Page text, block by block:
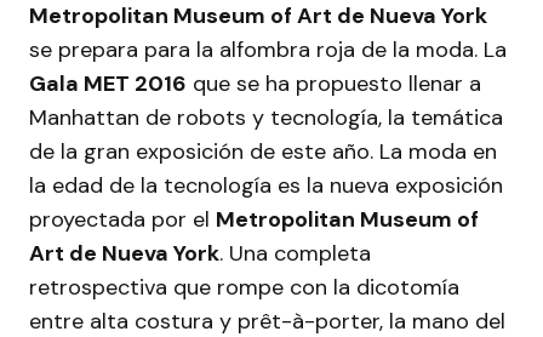
Metropolitan Museum of Art de Nueva York
se prepara para la alfombra roja de la moda. La
Gala MET 2016 que se ha propuesto llenar a
Manhattan de robots y tecnología, la temática
de la gran exposición de este año. La moda en
la edad de la tecnología es la nueva exposición
proyectada por el Metropolitan Museum of
Art de Nueva York. Una completa
retrospectiva que rompe con la dicotomía
entre alta costura y prêt-à-porter, la mano del